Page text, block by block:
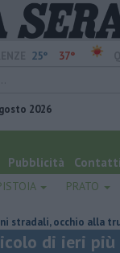
25° 37°
2026
Pubblicità Contatti
PRATO
occhio alla truffa
di ieri